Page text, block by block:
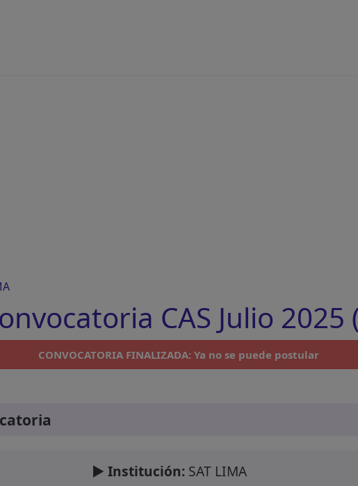
CAS Julio 2025
CONVOCATORIA FINALIZADA: Ya no se puede postular
► Institución:SAT LIMA